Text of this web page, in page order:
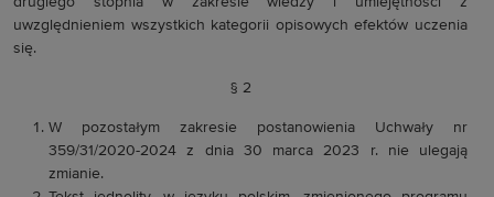
uwzględnieniem wszystkich kategorii opisowych efektów uczenia
się.
§ 2
W pozostałym zakresie postanowienia Uchwały nr
359/31/2020-2024 z dnia 30 marca 2023 r. nie ulegają
zmianie.